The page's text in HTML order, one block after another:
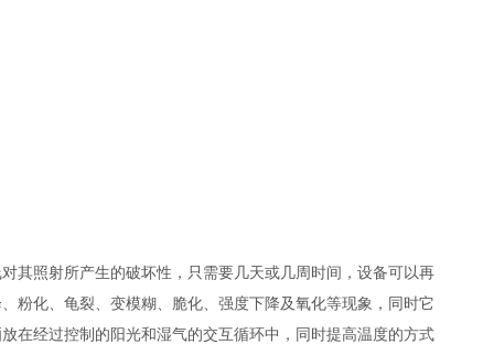
其照射所产生的破坏性，只需要几天或几周时间，设备可以再
粉化、龟裂、变模糊、脆化、强度下降及氧化等现象，同时它
在经过控制的阳光和湿气的交互循环中，同时提高温度的方式